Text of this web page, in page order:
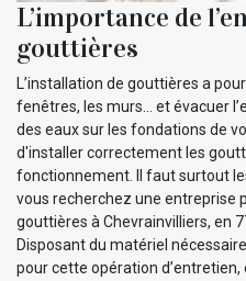
L’importance de
gouttières
L’installation de gouttières a
fenêtres, les murs… et évacuer
des eaux sur les fondations de
d'installer correctement les
fonctionnement. Il faut surtout
vous recherchez une entreprise
gouttières à Chevrainvilliers, en
Disposant du matériel
pour cette opération d’entretien,